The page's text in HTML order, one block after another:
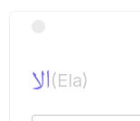
الا(Ela)